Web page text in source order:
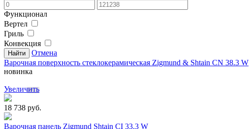
Функционал
Вертел
Гриль
Конвекция
Отмена
Варочная поверхность стеклокерамическая Zigmund & Shtain CN 38.3 W
новинка
Увеличить
18 738 руб.
Варочная панель Zigmund Shtain CI 33.3 W